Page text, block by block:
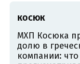
КОСЮК
МХП Косюка
долю в
компании: что